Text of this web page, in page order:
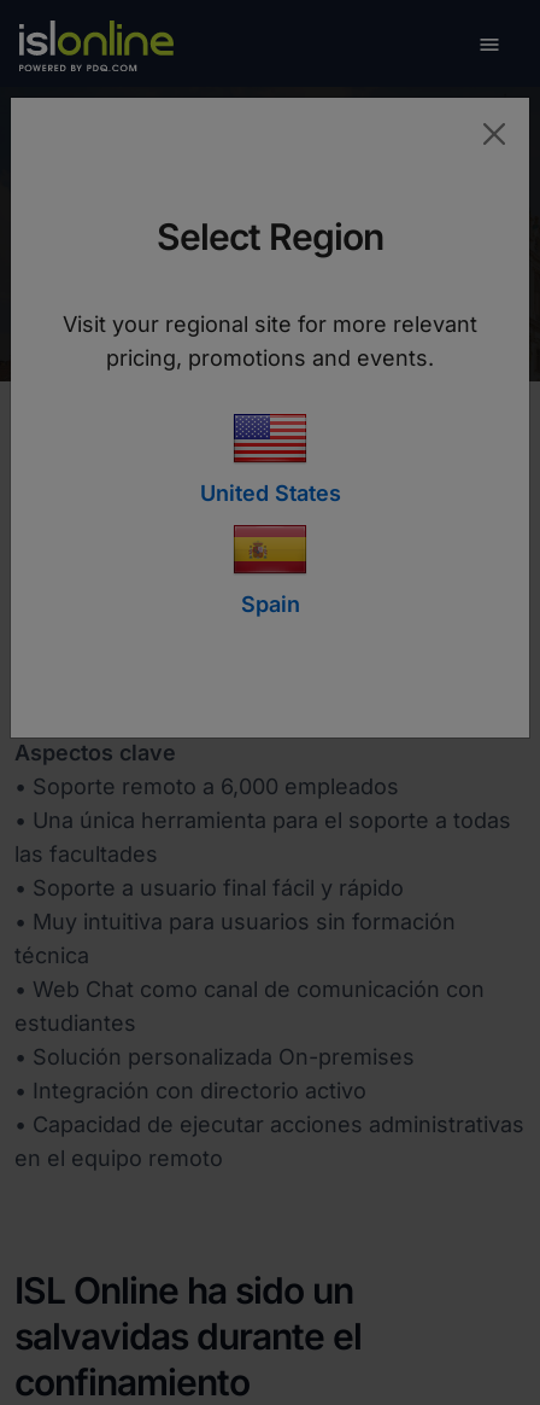

ISL Online nos ha permitido continuar ofreciendo
https://www.uni-lj.si/eng/
Aspectos clave
• Soporte remoto a 6,000 empleados
• Una única herramienta para el soporte a todas
las facultades
• Soporte a usuario final fácil y rápido
• Muy intuitiva para usuarios sin formación
técnica
• Web Chat como canal de comunicación con
estudiantes
• Solución personalizada On-premises
• Integración con directorio activo
• Capacidad de ejecutar acciones administrativas
en el equipo remoto
ISL Online ha sido un
salvavidas durante el
confinamiento
Select Region
Visit your regional site for more relevant
pricing, promotions and events.
United States
Spain